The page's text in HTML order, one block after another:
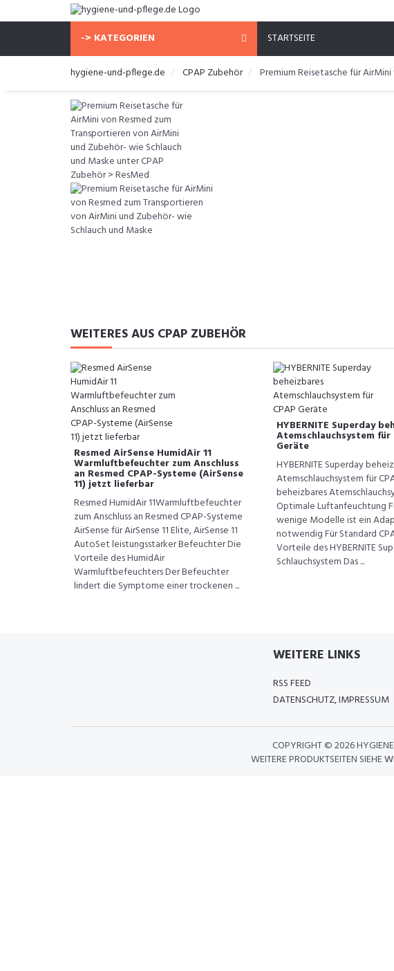
-> KATEGORIEN STARTSEITE
hygiene-und-pflege.de CPAP Zubehör Premium Reisetasche für
WEITERES AUS CPAP ZUBEHÖR
Resmed AirSense HumidAir 11
Warmluftbefeuchter zum Anschluss
an Resmed CPAP-Systeme (AirSense
11) jetzt lieferbar
Resmed HumidAir 11Warmluftbefeuchter
zum Anschluss an Resmed CPAP-Systeme
AirSense für AirSense 11 Elite, AirSense 11
AutoSet leistungsstarker Befeuchter Die
Vorteile des HumidAir
Warmluftbefeuchters Der Befeuchter
lindert die Symptome einer trockenen ...
HYBERNITE Superday
Atemschlauchsystem für
Geräte
HYBERNITE Superday
Atemschlauchsystem für
beheizbares
Optimale Luftanfeuchtung
wenige Modelle ist ein
notwendig Für Standard
Vorteile des HYBERNITE
Schlauchsystem Das ...
WEITERE LINKS
RSS FEED
DATENSCHUTZ, IMPRESSUM
COPYRIGHT ©2026
WEITERE PRODUKTSEITEN SIEHE